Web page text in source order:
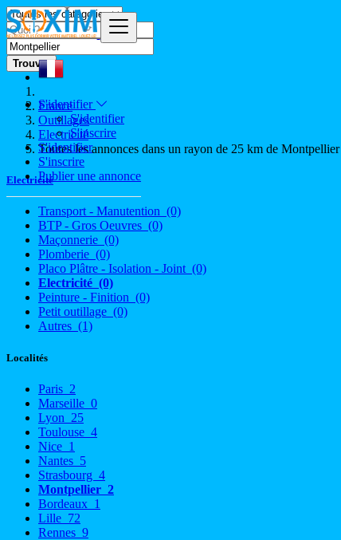
S'identifier
S'identifier
S'inscrire
S'identifier
S'inscrire
Publier une annonce
Trouver
France
Outillages
Electricité
Toutes les annonces dans un rayon de 25 km de Montpellier
Electricité
Transport - Manutention (0)
BTP - Gros Oeuvres (0)
Maçonnerie (0)
Plomberie (0)
Placo Plâtre - Isolation - Joint (0)
Electricité (0)
Peinture - Finition (0)
Petit outillage (0)
Autres (1)
Localités
Paris 2
Marseille 0
Lyon 25
Toulouse 4
Nice 1
Nantes 5
Strasbourg 4
Montpellier 2
Bordeaux 1
Lille 72
Rennes 9